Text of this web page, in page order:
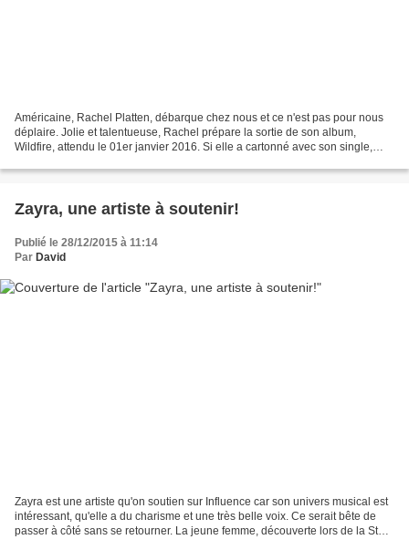
Américaine, Rachel Platten, débarque chez nous et ce n'est pas pour nous
déplaire. Jolie et talentueuse, Rachel prépare la sortie de son album,
Wildfire, attendu le 01er janvier 2016. Si elle a cartonné avec son single,
Zayra, une artiste à soutenir!
Publié le 28/12/2015 à 11:14
Par David
Zayra est une artiste qu'on soutien sur Influence car son univers musical est
intéressant, qu'elle a du charisme et une très belle voix. Ce serait bête de
passer à côté sans se retourner. La jeune femme, découverte lors de la Star